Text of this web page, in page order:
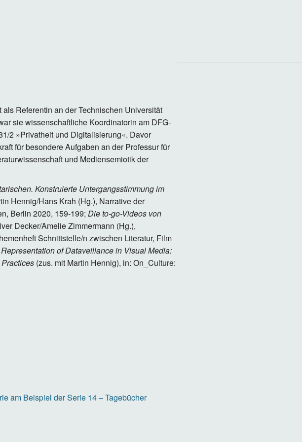
als Referentin an der Technischen Universität
sie wissenschaftliche Koordinatorin am DFG-
2 »Privatheit und Digitalisierung«. Davor
für besondere Aufgaben an der Professur für
und Mediensemiotik der
Konstruierte Untergangsstimmung im
Hennig/Hans Krah (Hg.), Narrative der
Berlin 2020, 159-199; Die to-go-Videos von
Decker/Amelie Zimmermann (Hg.),
Schnittstelle/n zwischen Literatur, Film
of Dataveillance in Visual Media:
(zus. mit Martin Hennig), in: On_Culture:
am Beispiel der Serie 14 – Tagebücher